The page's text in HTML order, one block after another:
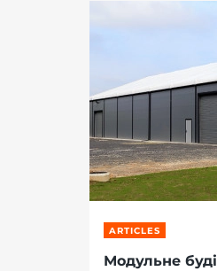
ARTICLES
Модульне